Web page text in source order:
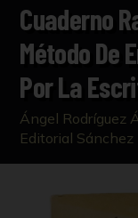
Cuaderno
Método De
Por La
Ángel Rodríguez
Editorial